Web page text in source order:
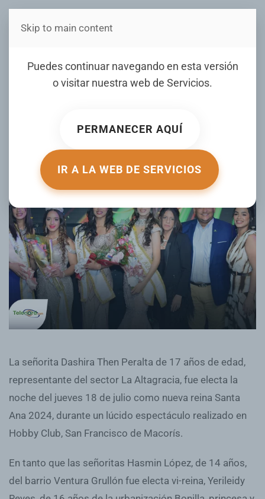
Estás en Telenord Medios
Puedes continuar navegando en esta versión
o visitar nuestra web de Servicios.
PERMANECER AQUÍ
IR A LA WEB DE SERVICIOS
Skip to main content
Escogen a la señorita
Dashira Then Peralta reina
ESCRITO POR DAVID DIAZ EL 19 JULIO 2024
La señorita Dashira Then Peralta de 17 años de edad,
representante del sector La Altagracia, fue electa la
noche del jueves 18 de julio como nueva reina Santa
Ana 2024, durante un lúcido espectáculo realizado en
Hobby Club, San Francisco de Macorís.
En tanto que las señoritas Hasmin López, de 14 años,
del barrio Ventura Grullón fue electa vi-reina, Yerileidy